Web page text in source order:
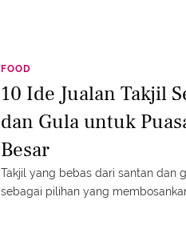
FOOD
10 Ide Jualan Takjil
dan Gula untuk
Besar
Takjil yang bebas dari santan dan
sebagai pilihan yang